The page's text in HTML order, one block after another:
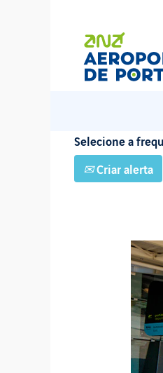
Mostrar
Selecione a
Criar alerta